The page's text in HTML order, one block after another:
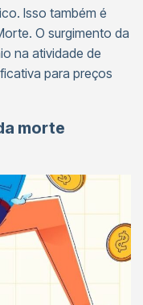
Isso também é
O surgimento da
na atividade de
para preços
morte